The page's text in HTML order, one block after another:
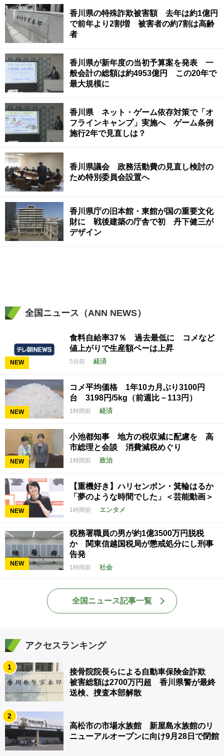
香川県の特殊詐欺被害額 去年は約1億円
で前年より2割増 被害者の約7割は高齢
者
香川県が新年度の当初予算案を発表 一
般会計の総額は約4953億円 この20年で
最大規模に
香川県 ネット・ゲーム依存対策で「オ
フラインキャンプ」実施へ ゲーム条例
施行2年で見直しは？
香川県議会 政務活動費の見直し検討の
ため特別委員会設置へ
香川県庁の旧本館・東館が国の重要文化
財に 戦後建築の庁舎で初 丹下健三が
デザイン
全国ニュース（ANN NEWS）
NEW
食料自給率37％ 過去最低に コメなど
値上がりで生産額ベーは上昇
5分前 経済
NEW
コメ平均価格 1年10カ月ぶり3100円
台 3198円/5kg（前週比－113円）
1時間前 経済
NEW
小池都知事 地方の税収減に配慮を 高
市総理と会談 消費減税めぐり
1時間前 政治
NEW
【重機好き】ハリセンボン・箕輪はるか
「夢のような時間でした」＜芸能動画＞
1時間前 エンタメ
NEW
税務署職員の男が約1億3500万円脱税
か 関東信越国税局が懲戒処分にし刑事
告発
1時間前 社会
全国ニュース記事一覧
アクセスランキング
1
接骨院院長らによる自動車保険金詐欺
被害総額は2700万円超 香川県警が最終
送検、捜査本部解散
2
高松市の市場水族館 新屋島水族館のリ
ニューアルオープンに向け9月28日で閉館